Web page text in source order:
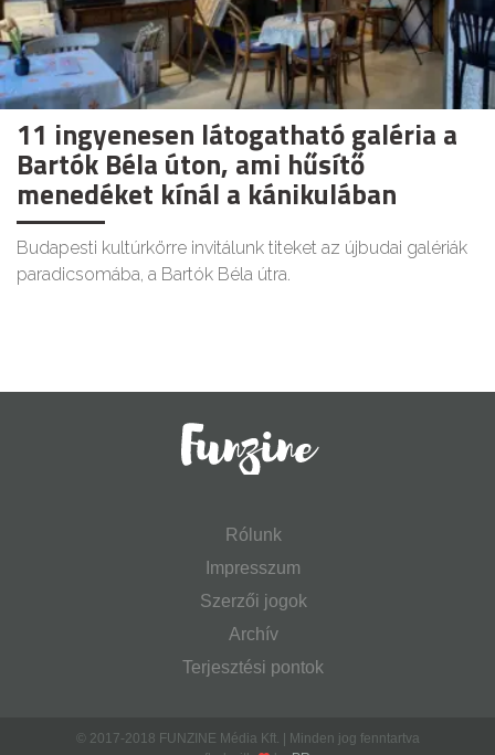
11 ingyenesen látogatható galéria a
Bartók Béla úton, ami hűsítő
menedéket kínál a kánikulában
Budapesti kultúrkörre invitálunk titeket az újbudai galériák
paradicsomába, a Bartók Béla útra.
Rólunk
Impresszum
Szerzői jogok
Archív
Terjesztési pontok
© 2017-2018 FUNZINE Média Kft. | Minden jog fenntartva